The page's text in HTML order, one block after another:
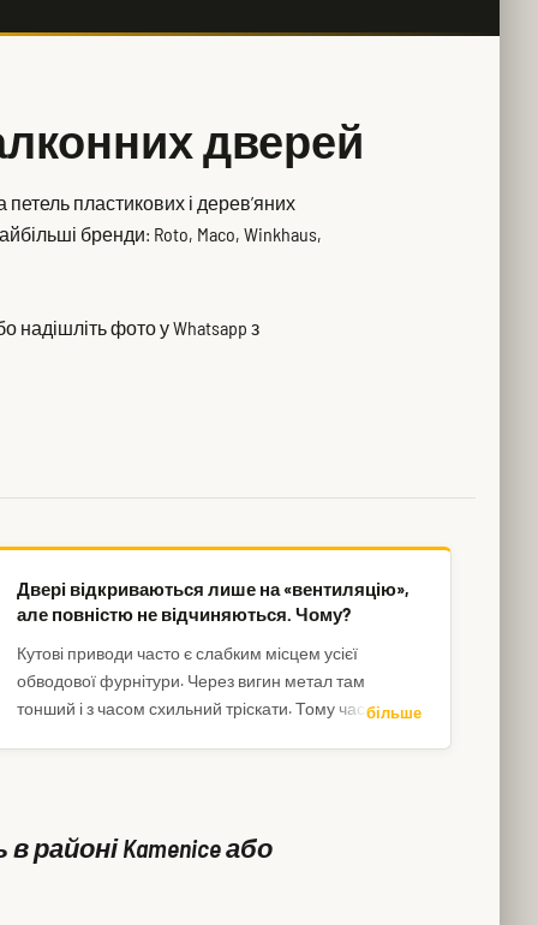
дверей
пластикових і дерев’яних
бренди: Roto, Maco, Winkhaus,
надішліть фото у Whatsapp з
Двері відкриваються лише на «вентиляцію»,
але повністю не відчиняються. Чому?
Кутові приводи часто є слабким місцем усієї
обводової фурнітури. Через вигин метал там
тонший і з часом схильний тріскати. Тому частина
більше
районі Kamenice або